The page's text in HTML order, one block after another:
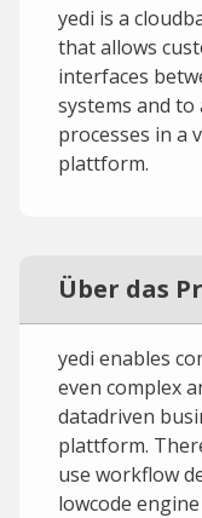
yedi is a
that allows
interfaces
systems and
processes in a
plattform.
Über das
yedi enables
even complex
datadriven
plattform.
use workflow
lowcode